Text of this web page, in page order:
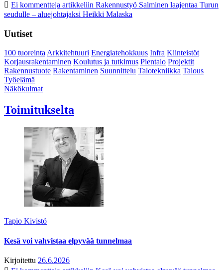
Ei kommentteja artikkeliin Rakennustyö Salminen laajentaa Turun
seudulle – aluejohtajaksi Heikki Malaska
Uutiset
100 tuoreintaArkkitehtuuri Energiatehokkuus Infra Kiinteistöt
Korjausrakentaminen Koulutus ja tutkimus Pientalo Projektit
Rakennustuote Rakentaminen Suunnittelu Talotekniikka Talous
Työelämä
Näkökulmat
Toimitukselta
Tapio Kivistö
Kesä voi vahvistaa elpyvää tunnelmaa
Kirjoitettu 26.6.2026